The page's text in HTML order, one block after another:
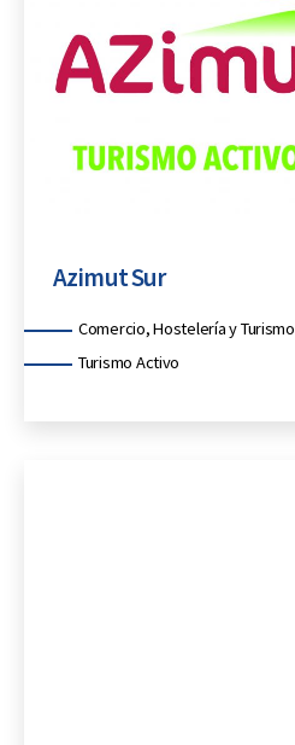
CategoríasComercio, Hostelería y Turismo
Turismo Activo
Azimut Sur